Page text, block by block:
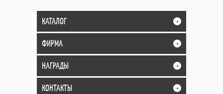
КАТАЛОГ +
ФИРМА +
НАГРАДЫ +
КОНТАКТЫ +